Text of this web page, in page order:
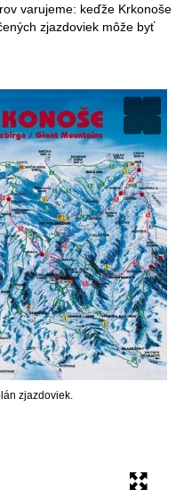
varujeme: keďže Krkonoše
zjazdoviek môže byť
zjazdoviek.